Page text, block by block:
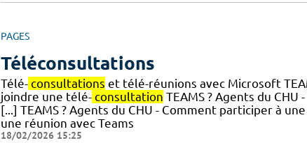
PAGES
Téléconsultations
Télé- consultations et télé-réunions avec Microsoft
joindre une télé- consultation TEAMS ? Agents du
[...] TEAMS ? Agents du CHU - Comment participer à
une réunion avec Teams
18/02/2026 15:25